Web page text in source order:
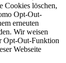
Cookies löschen,
Opt-Out-
erneuten
Wir weisen
Opt-Out-Funktion
Webseite